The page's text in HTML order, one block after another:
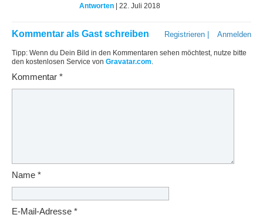
Antworten | 22. Juli 2018
Anmelden
Registrieren
Kommentar als Gast schreiben
Tipp: Wenn du Dein Bild in den Kommentaren sehen möchtest, nutze bitte
den kostenlosen Service von Gravatar.com
Kommentar *
Name *
E-Mail-Adresse *